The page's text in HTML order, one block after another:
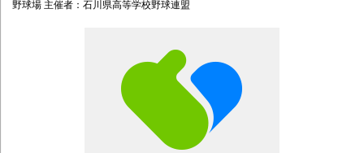
野球場 主催者：石川県高等学校野球連盟